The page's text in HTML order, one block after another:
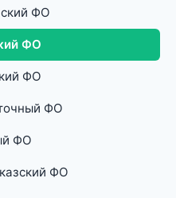
ФО
ФО
ФО
ФО
ФО
ФО